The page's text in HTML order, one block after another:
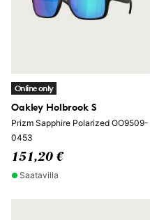
Online only
Oakley Holbrook S
Prizm Sapphire Polarized OO9509-
0453
151,20 €
Saatavilla